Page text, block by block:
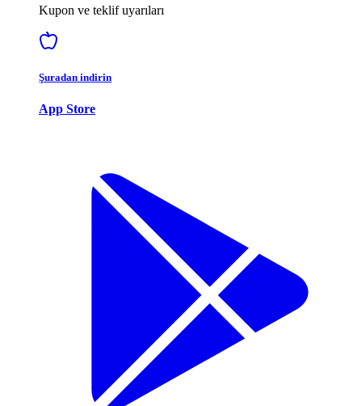
Kupon ve teklif uyarıları
Şuradan indirin
App Store